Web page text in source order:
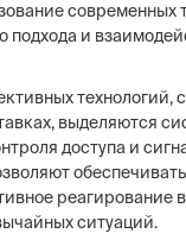
современных
подхода и
технологий,
выделяются
доступа и
реагирование
ситуаций.